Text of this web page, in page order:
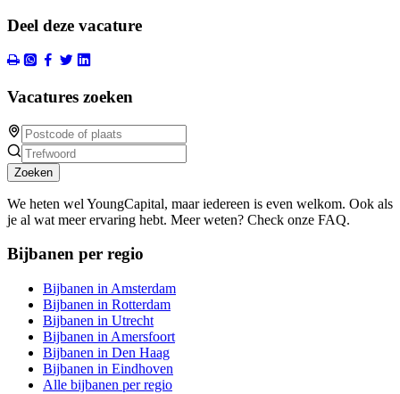
Deel deze vacature
Vacatures zoeken
Zoeken
We heten wel YoungCapital, maar iedereen is even welkom. Ook als
je al wat meer ervaring hebt. Meer weten? Check onze FAQ.
Bijbanen per regio
Bijbanen in Amsterdam
Bijbanen in Rotterdam
Bijbanen in Utrecht
Bijbanen in Amersfoort
Bijbanen in Den Haag
Bijbanen in Eindhoven
Alle bijbanen per regio